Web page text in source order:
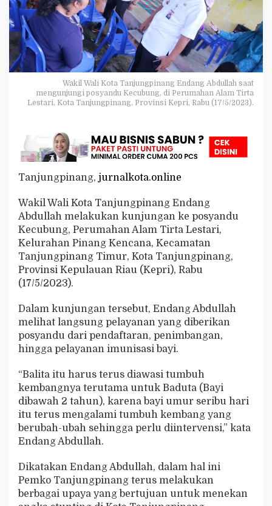
i
m
i
s
P
e
n
u
r
u
n
S
t
n
i
n
g
M
e
m
e
i
T
a
r
t
N
a
s
o
l
Wakil Wali Kota Tanjungpinang Endang Abdullah saat
mengunjungi posyandu Kecubung, di Perumahan Alam Tirta
Lestari, Kota Tanjungpinang, Provinsi Kepri, Rabu (17/5/2023).
Tanjungpinang, jurnalkota.online
Wakil Wali Kota Tanjungpinang Endang
Abdullah melakukan kunjungan ke posyandu
Kecubung, Perumahan Alam Tirta Lestari,
Kelurahan Pinang Kencana, Kecamatan
Tanjungpinang Timur, Kota Tanjungpinang,
Provinsi Kepulauan Riau (Kepri), Rabu
(17/5/2023).
Dalam kunjungan tersebut, Endang Abdullah
melihat langsung pelayanan yang diberikan
posyandu dari pendaftaran, penimbangan,
hingga pelayanan imunisasi bayi.
“Balita itu harus terus diawasi tumbuh
kembangnya terutama untuk Baduta (Bayi
dibawah 2 tahun), karena bayi umur seribu hari
itu terus mengalami tumbuh kembang yang
berubah-ubah sehingga perlu diintervensi,” kata
Endang Abdullah.
Dikatakan Endang Abdullah, dalam hal ini
Pemko Tanjungpinang terus melakukan
berbagai upaya yang bertujuan untuk menekan